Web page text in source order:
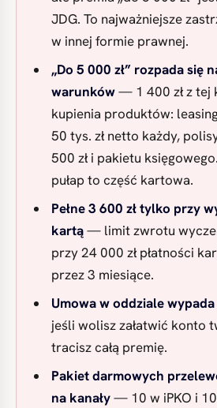
JDG. To najważniejsze
w innej formie prawnej.
„Do 5 000 zł” rozpada się
warunków— 1 400 zł z tej
kupienia produktów:
50 tys. zł netto każdy,
500 zł i pakietu
pułap to część kartowa.
Pełne 3 600 zł tylko przy
kartą— limit zwrotu
przy 24 000 zł płatności
przez 3 miesiące.
Umowa w oddziale
jeśli wolisz załatwić konto
tracisz całą premię.
Pakiet darmowych
na kanały— 10 w iPKO i